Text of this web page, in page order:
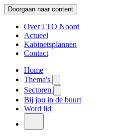
Doorgaan naar content
Over LTO Noord
Actueel
Kabinetsplannen
Contact
Home
Thema's
Sectoren
Bij jou in de buurt
Word lid